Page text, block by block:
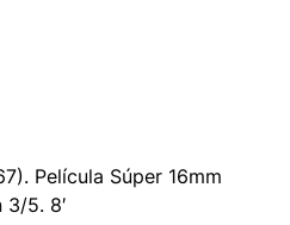
Película Súper 16mm
5. 8′